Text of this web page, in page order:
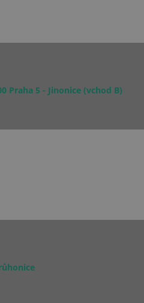
Praha 5 - Jinonice (vchod B)